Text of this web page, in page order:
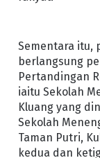
Sementara itu,
berlangsung
Pertandingan
iaitu Sekolah
Kluang yang
Sekolah
Taman Putri,
kedua dan